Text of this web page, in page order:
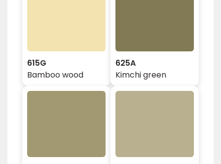
615G
Bamboo wood
625A
Kimchi green